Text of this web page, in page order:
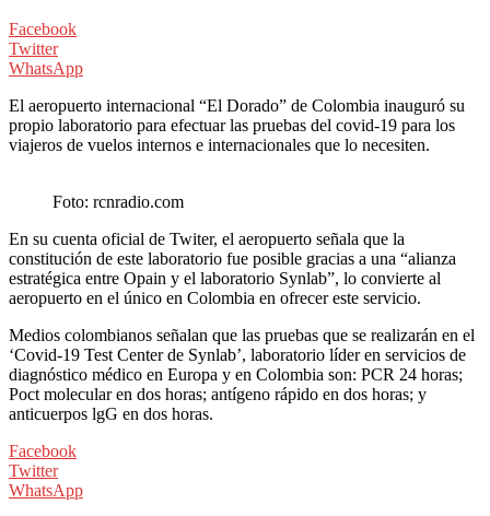
Facebook
Twitter
WhatsApp
El aeropuerto internacional “El Dorado” de Colombia inauguró su
propio laboratorio para efectuar las pruebas del covid-19 para los
viajeros de vuelos internos e internacionales que lo necesiten.
Foto: rcnradio.com
En su cuenta oficial de Twiter, el aeropuerto señala que la
constitución de este laboratorio fue posible gracias a una “alianza
estratégica entre Opain y el laboratorio Synlab”, lo convierte al
aeropuerto en el único en Colombia en ofrecer este servicio.
Medios colombianos señalan que las pruebas que se realizarán en el
‘Covid-19 Test Center de Synlab’, laboratorio líder en servicios de
diagnóstico médico en Europa y en Colombia son: PCR 24 horas;
Poct molecular en dos horas; antígeno rápido en dos horas; y
anticuerpos lgG en dos horas.
Facebook
Twitter
WhatsApp